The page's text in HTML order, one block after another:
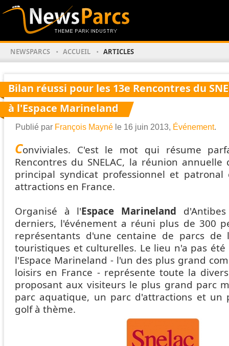
NEWSPARCS ACCUEIL ARTICLES
Bilan réussi pour les 13e Rencontres du
à l'Espace Marineland
Publié par François Mayné le 16 juin 2013, Événement.
Conviviales. C'est le mot qui résume
Rencontres du SNELAC, la réunion
principal syndicat professionnel et
attractions en France.
Organisé à l'Espace Marineland
derniers, l'événement a réuni plus de 300
représentants d'une centaine de parcs de
touristiques et culturelles. Le lieu n'a pas été
l'Espace Marineland - l'un des plus grand
loisirs en France - représente toute la
proposant aux visiteurs le plus grand parc
parc aquatique, un parc d'attractions et un
golf à thème.